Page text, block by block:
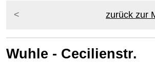
zurück zur
Wuhle - Cecilienstr.